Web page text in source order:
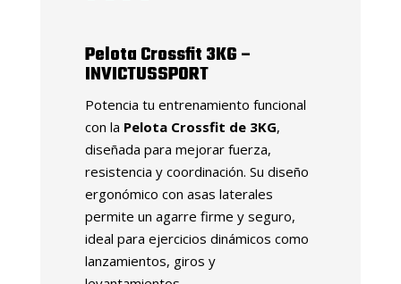
Pelota Crossfit 3KG –
INVICTUSSPORT
Potencia tu entrenamiento funcional
con la Pelota Crossfit de 3KG,
diseñada para mejorar fuerza,
resistencia y coordinación. Su diseño
ergonómico con asas laterales
permite un agarre firme y seguro,
ideal para ejercicios dinámicos como
lanzamientos, giros y